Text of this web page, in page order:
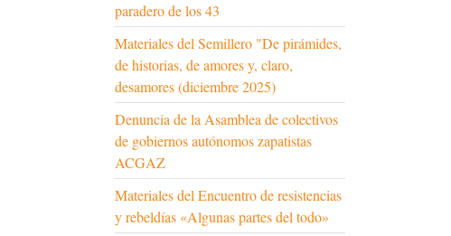
paradero de los 43
Materiales del Semillero "De pirámides,
de historias, de amores y, claro,
desamores (diciembre 2025)
Denuncia de la Asamblea de colectivos
de gobiernos autónomos zapatistas
ACGAZ
Materiales del Encuentro de resistencias
y rebeldías «Algunas partes del todo»